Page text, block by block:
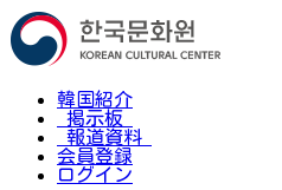
韓国紹介
掲示板
報道資料
会員登録
ログイン